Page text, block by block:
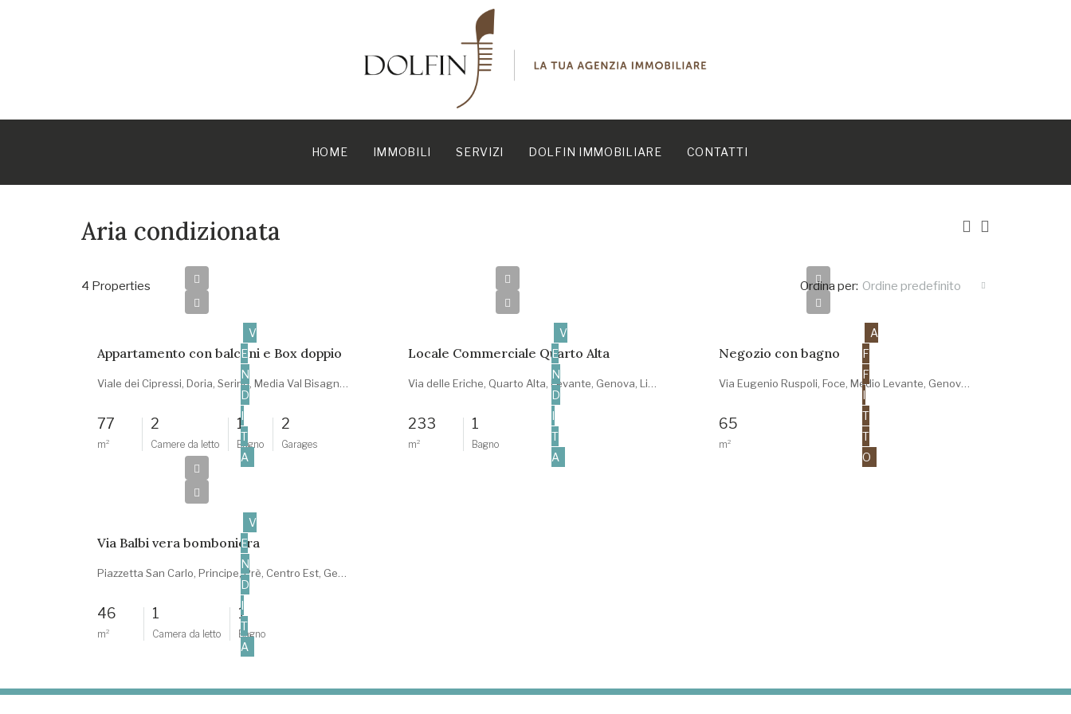
HOME IMMOBILI SERVIZI DOLFIN IMMOBILIARE CONTATTI
Aria condizionata
4 Properties Ordina per: Ordine predefinito
V
E
N
D
I
T
A
Appartamento con balconi e Box doppio
77
m²
2
Camere da letto
1
Bagno
2
Garages
V
E
N
D
I
T
A
Locale Commerciale Quarto Alta
233
m²
1
Bagno
A
F
F
I
T
T
O
Negozio con bagno
65
m²
V
E
N
D
I
T
A
Via Balbi vera bomboniera
46
m²
1
Camera da letto
1
Bagno